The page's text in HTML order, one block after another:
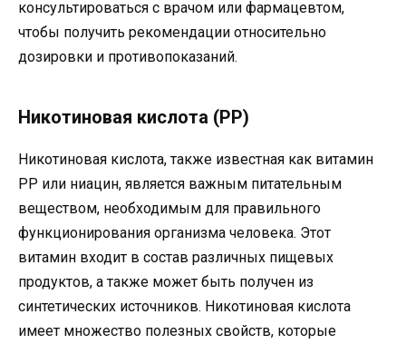
консультироваться с врачом или фармацевтом,
чтобы получить рекомендации относительно
дозировки и противопоказаний.
Никотиновая кислота (PP)
Никотиновая кислота, также известная как витамин
РР или ниацин, является важным питательным
веществом, необходимым для правильного
функционирования организма человека. Этот
витамин входит в состав различных пищевых
продуктов, а также может быть получен из
синтетических источников. Никотиновая кислота
имеет множество полезных свойств, которые